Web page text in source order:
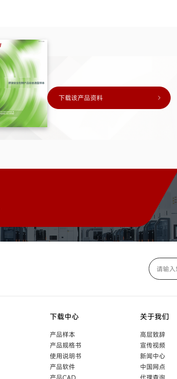
下载该产品资料
下载中心
产品样本
产品规格书
使用说明书
产品软件
关于我们
高层致辞
宣传视频
新闻中心
中国网点